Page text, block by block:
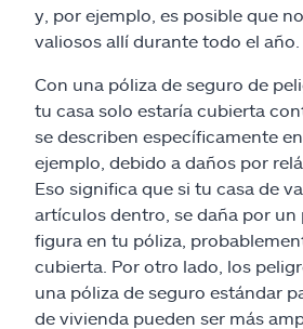
y, por ejemplo, es posible que
valiosos allí durante todo el año.
Con una póliza de seguro de
tu casa solo estaría cubierta
se describen específicamente
ejemplo, debido a daños por
Eso significa que si tu casa de
artículos dentro, se daña por un
figura en tu póliza,
cubierta. Por otro lado, los
una póliza de seguro estándar
de vivienda pueden ser más